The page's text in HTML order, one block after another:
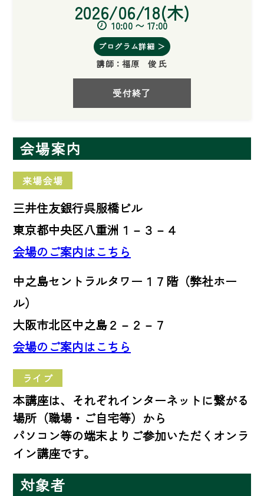
2026/06/18(木)
10:00 〜 17:00
プログラム詳細 ＞
講師：福原 俊 氏
受付終了
会場案内
来場会場
三井住友銀行呉服橋ビル
東京都中央区八重洲１－３－４
会場のご案内はこちら
中之島セントラルタワー１７階（弊社ホー
ル）
大阪市北区中之島２－２－７
会場のご案内はこちら
ライブ
本講座は、それぞれインターネットに繋がる
場所（職場・ご自宅等）から
パソコン等の端末よりご参加いただくオンラ
イン講座です。
対象者